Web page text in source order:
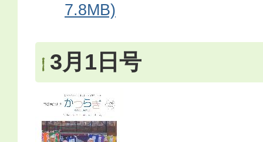
7.8MB)
3月1日号